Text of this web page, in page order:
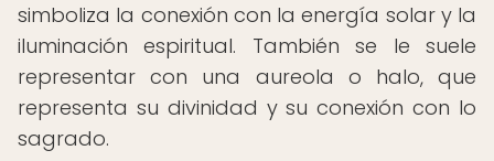
simboliza la conexión con la energía solar y la
iluminación espiritual. También se le suele
representar con una aureola o halo, que
representa su divinidad y su conexión con lo
sagrado.